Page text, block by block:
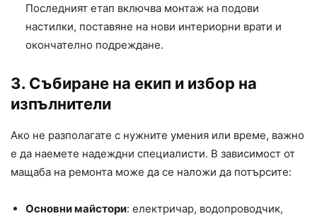
Последният етап включва монтаж на подови
настилки, поставяне на нови интериорни врати и
окончателно подреждане.
3. Събиране на екип и избор на
изпълнители
Ако не разполагате с нужните умения или време, важно
е да наемете надеждни специалисти. В зависимост от
мащаба на ремонта може да се наложи да потърсите:
Основни майстори: електричар, водопроводчик,